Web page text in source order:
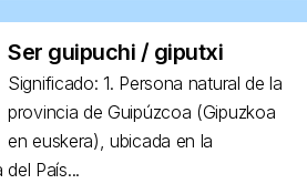
Ser guipuchi / giputxi
Significado: 1. Persona natural de la
provincia de Guipúzcoa (Gipuzkoa
en euskera), ubicada en la
País...